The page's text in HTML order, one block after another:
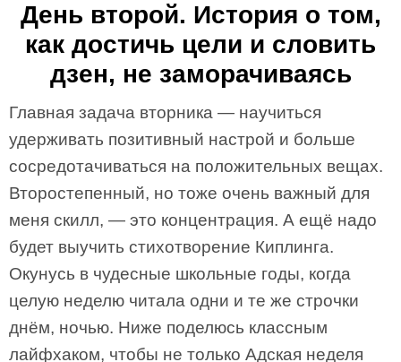
День второй. История о том,
как достичь цели и словить
дзен, не заморачиваясь
Главная задача вторника — научиться
удерживать позитивный настрой и больше
сосредотачиваться на положительных вещах.
Второстепенный, но тоже очень важный для
меня скилл, — это концентрация. А ещё надо
будет выучить стихотворение Киплинга.
Окунусь в чудесные школьные годы, когда
целую неделю читала одни и те же строчки
днём, ночью. Ниже поделюсь классным
лайфхаком, чтобы не только Адская неделя